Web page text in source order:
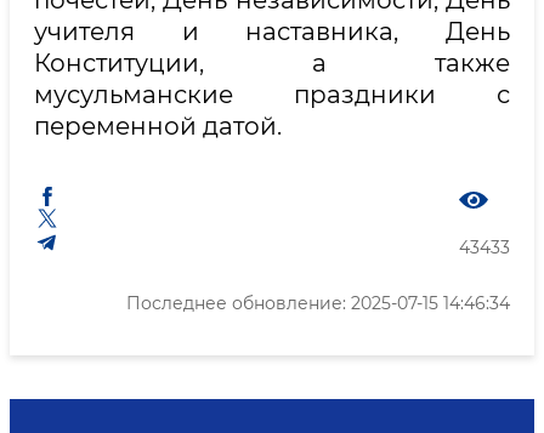
учителя и наставника, День
Конституции, а также
мусульманские праздники с
переменной датой.
43433
Последнее обновление: 2025-07-15 14:46:34